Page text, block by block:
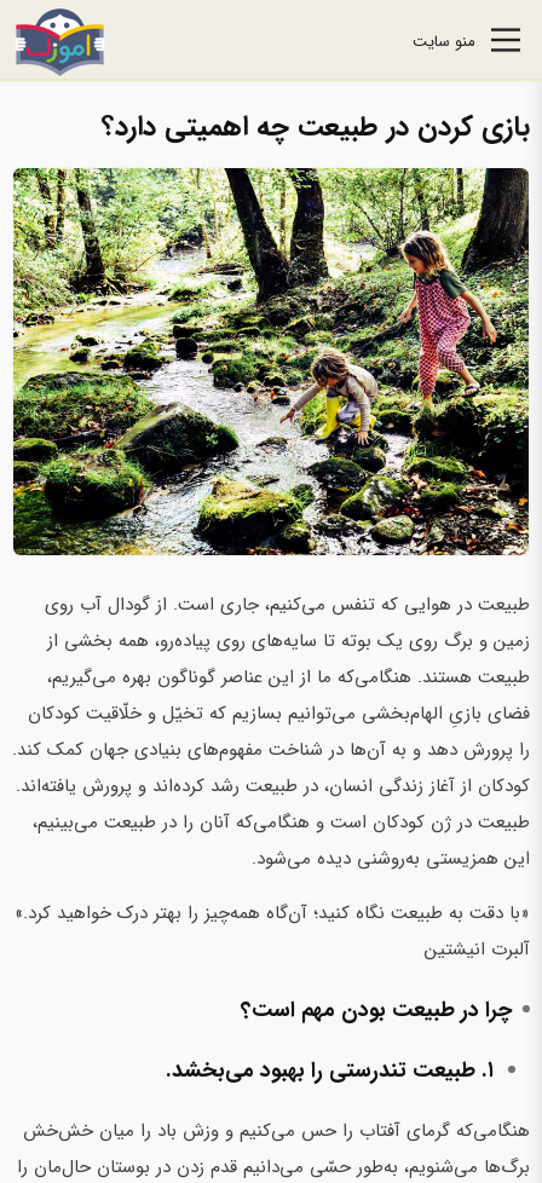
منو سایت
بازی کردن در طبیعت چه اهمیتی دارد؟
طبیعت در هوایی که تنفس می‌کنیم، جاری است. از گودال آب روی
زمین و برگ روی یک بوته تا سایه‌های روی پیاده‌رو، همه بخشی از
طبیعت هستند. هنگامی‌که ما از این عناصر گوناگون بهره می‌گیریم،
فضای بازیِ الهام‌بخشی می‌توانیم بسازیم که تخیّل و خلّاقیت کودکان
را پرورش دهد و به آن‌ها در شناخت مفهوم‌های بنیادی جهان کمک کند.
کودکان از آغاز زندگی انسان، در طبیعت رشد کرده‌اند و پرورش یافته‌اند.
طبیعت در ژن کودکان است و هنگامی‌که آنان را در طبیعت می‌بینیم،
این همزیستی به‌روشنی دیده می‌شود.
«با دقت به طبیعت نگاه کنید؛ آن‌گاه همه‌چیز را بهتر درک خواهید کرد.»
آلبرت انیشتین
چرا در طبیعت بودن مهم است؟
۱. طبیعت تندرستی را بهبود می‌بخشد.
هنگامی‌که گرمای آفتاب را حس می‌کنیم و وزش باد را میان خش‌خش
برگ‌ها می‌شنویم، به‌طور حسّی می‌دانیم قدم زدن در بوستان حال‌مان را